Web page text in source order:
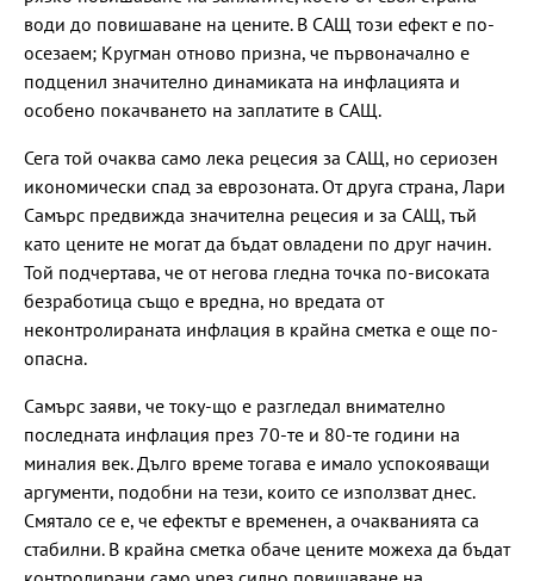
води до повишаване на цените. В САЩ този ефект е по-
осезаем; Кругман отново призна, че първоначално е
подценил значително динамиката на инфлацията и
особено покачването на заплатите в САЩ.
Сега той очаква само лека рецесия за САЩ, но сериозен
икономически спад за еврозоната. От друга страна, Лари
Самърс предвижда значителна рецесия и за САЩ, тъй
като цените не могат да бъдат овладени по друг начин.
Той подчертава, че от негова гледна точка по-високата
безработица също е вредна, но вредата от
неконтролираната инфлация в крайна сметка е още по-
опасна.
Самърс заяви, че току-що е разгледал внимателно
последната инфлация през 70-те и 80-те години на
миналия век. Дълго време тогава е имало успокояващи
аргументи, подобни на тези, които се използват днес.
Смятало се е, че ефектът е временен, а очакванията са
стабилни. В крайна сметка обаче цените можеха да бъдат